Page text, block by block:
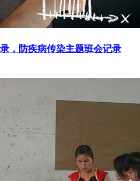
，防疾病传染主题班会记录